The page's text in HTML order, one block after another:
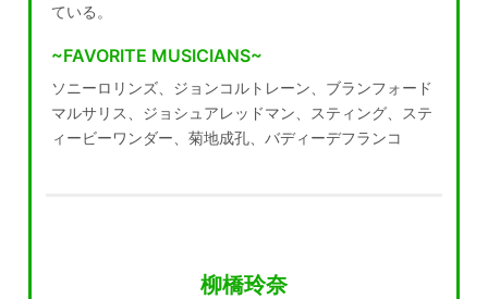
ている。
~FAVORITE MUSICIANS~
ソニーロリンズ、ジョンコルトレーン、ブランフォード
マルサリス、ジョシュアレッドマン、スティング、ステ
ィービーワンダー、菊地成孔、バディーデフランコ
柳橋玲奈